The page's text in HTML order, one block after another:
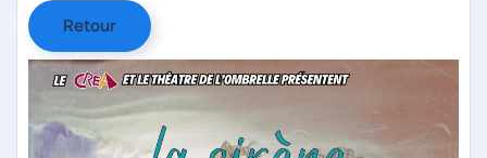
Retour